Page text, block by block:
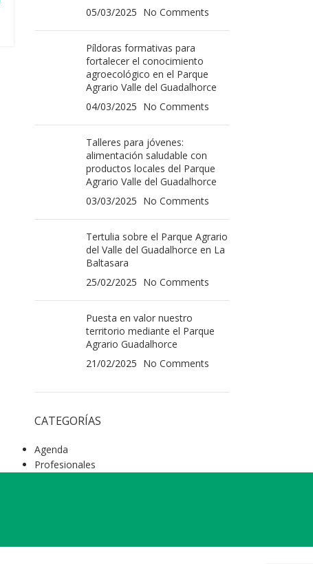
05/03/2025 No Comments
Píldoras formativas para
fortalecer el conocimiento
agroecológico en el Parque
Agrario Valle del Guadalhorce
04/03/2025 No Comments
Talleres para jóvenes:
alimentación saludable con
productos locales del Parque
Agrario Valle del Guadalhorce
03/03/2025 No Comments
Tertulia sobre el Parque Agrario
del Valle del Guadalhorce en La
Baltasara
25/02/2025 No Comments
Puesta en valor nuestro
territorio mediante el Parque
Agrario Guadalhorce
21/02/2025 No Comments
CATEGORÍAS
Agenda
Profesionales